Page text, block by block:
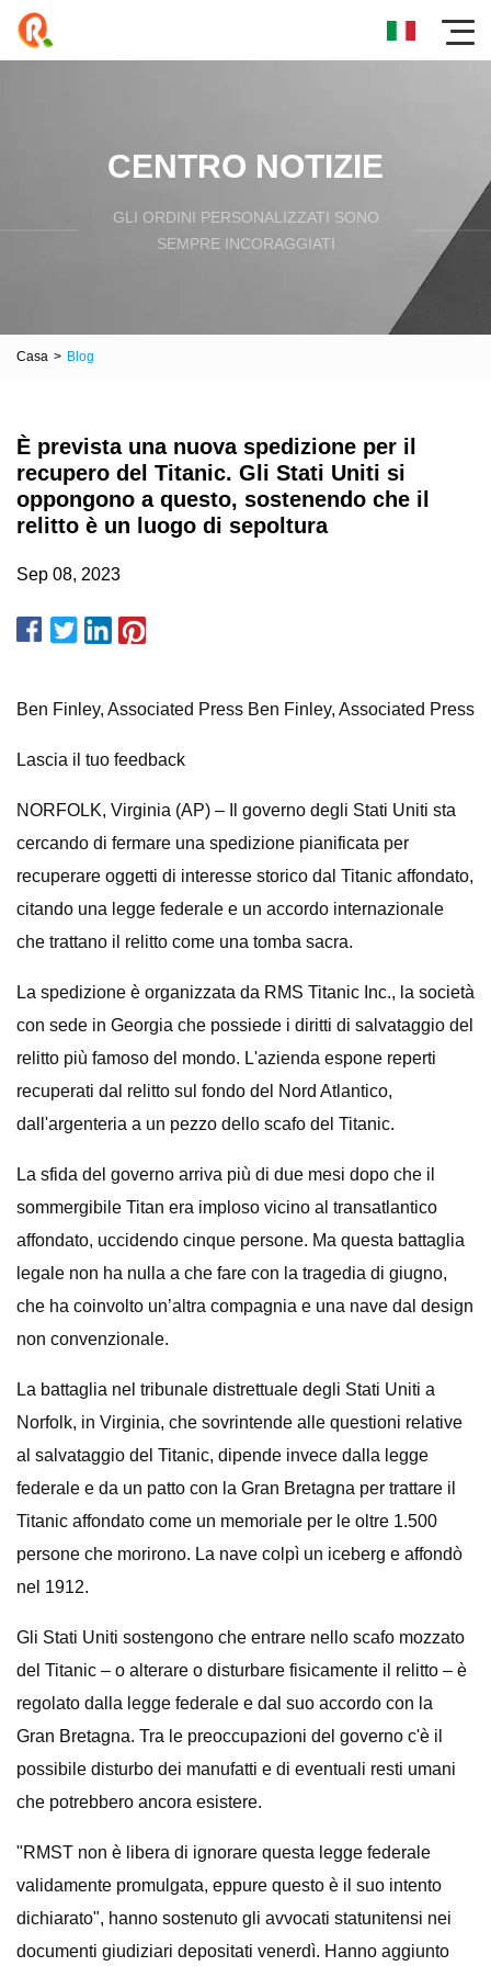
CENTRO NOTIZIE
GLI ORDINI PERSONALIZZATI SONO
SEMPRE INCORAGGIATI
Casa > Blog
È prevista una nuova spedizione per il
recupero del Titanic. Gli Stati Uniti si
oppongono a questo, sostenendo che il
relitto è un luogo di sepoltura
Sep 08, 2023
Ben Finley, Associated Press Ben Finley, Associated Press
Lascia il tuo feedback
NORFOLK, Virginia (AP) – Il governo degli Stati Uniti sta
cercando di fermare una spedizione pianificata per
recuperare oggetti di interesse storico dal Titanic affondato,
citando una legge federale e un accordo internazionale
che trattano il relitto come una tomba sacra.
La spedizione è organizzata da RMS Titanic Inc., la società
con sede in Georgia che possiede i diritti di salvataggio del
relitto più famoso del mondo. L'azienda espone reperti
recuperati dal relitto sul fondo del Nord Atlantico,
dall'argenteria a un pezzo dello scafo del Titanic.
La sfida del governo arriva più di due mesi dopo che il
sommergibile Titan era imploso vicino al transatlantico
affondato, uccidendo cinque persone. Ma questa battaglia
legale non ha nulla a che fare con la tragedia di giugno,
che ha coinvolto un’altra compagnia e una nave dal design
non convenzionale.
La battaglia nel tribunale distrettuale degli Stati Uniti a
Norfolk, in Virginia, che sovrintende alle questioni relative
al salvataggio del Titanic, dipende invece dalla legge
federale e da un patto con la Gran Bretagna per trattare il
Titanic affondato come un memoriale per le oltre 1.500
persone che morirono. La nave colpì un iceberg e affondò
nel 1912.
Gli Stati Uniti sostengono che entrare nello scafo mozzato
del Titanic – o alterare o disturbare fisicamente il relitto – è
regolato dalla legge federale e dal suo accordo con la
Gran Bretagna. Tra le preoccupazioni del governo c'è il
possibile disturbo dei manufatti e di eventuali resti umani
che potrebbero ancora esistere.
"RMST non è libera di ignorare questa legge federale
validamente promulgata, eppure questo è il suo intento
dichiarato", hanno sostenuto gli avvocati statunitensi nei
documenti giudiziari depositati venerdì. Hanno aggiunto